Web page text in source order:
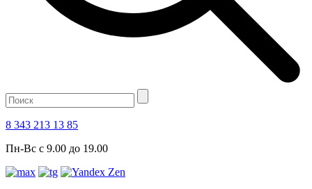
8 343 213 13 85
Пн-Вс с 9.00 до 19.00